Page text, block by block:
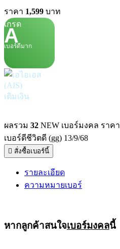
ราคา 1,599 บาท
เกรด
A
เบอร์ดีมาก
เติมเงิน
ผลรวม 32 NEW เบอร์มงคล ราค
เบอร์ดีชีวิตดี (gg) 13/9/68
สั่งซื้อเบอร์นี้
รายละเอียด
ความหมายเบอร์
หากลูกค้าสนใจเบอร์มงคลนี้